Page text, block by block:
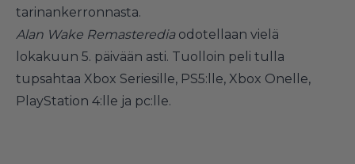
tarinankerronnasta.
Alan Wake Remasteredia odotellaan vielä
lokakuun 5. päivään asti. Tuolloin peli tulla
tupsahtaa Xbox Seriesille, PS5:lle, Xbox Onelle,
PlayStation 4:lle ja pc:lle.